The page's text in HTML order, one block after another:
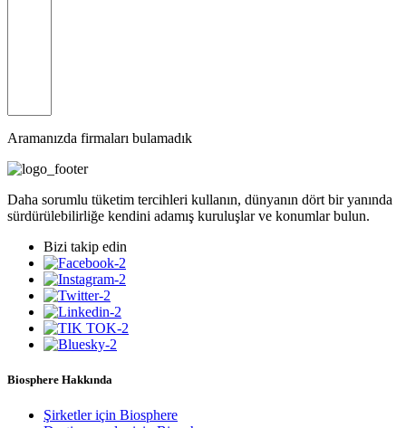
Aramanızda firmaları bulamadık
Daha sorumlu tüketim tercihleri kullanın, dünyanın dört bir yanında
sürdürülebilirliğe kendini adamış kuruluşlar ve konumlar bulun.
Bizi takip edin
Biosphere Hakkında
Şirketler için Biosphere